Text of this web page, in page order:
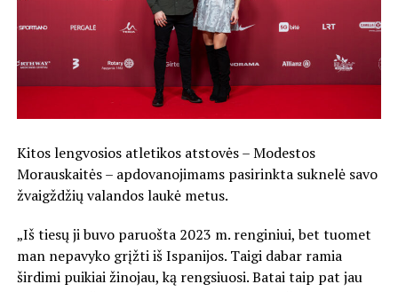
Kitos lengvosios atletikos atstovės – Modestos
Morauskaitės – apdovanojimams pasirinkta suknelė savo
žvaigždžių valandos laukė metus.
„Iš tiesų ji buvo paruošta 2023 m. renginiui, bet tuomet
man nepavyko grįžti iš Ispanijos. Taigi dabar ramia
širdimi puikiai žinojau, ką rengsiuosi. Batai taip pat jau